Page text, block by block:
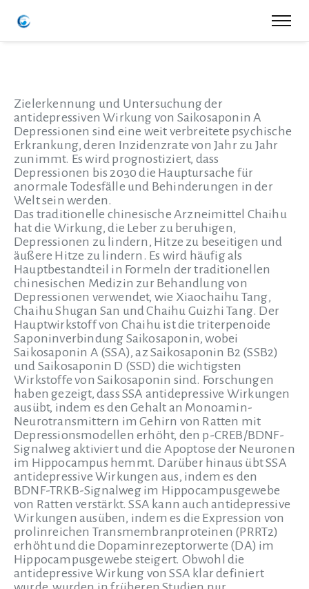
Zielerkennung und Untersuchung der
antidepressiven Wirkung von Saikosaponin A
Depressionen sind eine weit verbreitete psychische
Erkrankung, deren Inzidenzrate von Jahr zu Jahr
zunimmt. Es wird prognostiziert, dass
Depressionen bis 2030 die Hauptursache für
anormale Todesfälle und Behinderungen in der
Welt sein werden.
Das traditionelle chinesische Arzneimittel Chaihu
hat die Wirkung, die Leber zu beruhigen,
Depressionen zu lindern, Hitze zu beseitigen und
äußere Hitze zu lindern. Es wird häufig als
Hauptbestandteil in Formeln der traditionellen
chinesischen Medizin zur Behandlung von
Depressionen verwendet, wie Xiaochaihu Tang,
Chaihu Shugan San und Chaihu Guizhi Tang. Der
Hauptwirkstoff von Chaihu ist die triterpenoide
Saponinverbindung Saikosaponin, wobei
Saikosaponin A (SSA), az Saikosaponin B2 (SSB2)
und Saikosaponin D (SSD) die wichtigsten
Wirkstoffe von Saikosaponin sind. Forschungen
haben gezeigt, dass SSA antidepressive Wirkungen
ausübt, indem es den Gehalt an Monoamin-
Neurotransmittern im Gehirn von Ratten mit
Depressionsmodellen erhöht, den p-CREB/BDNF-
Signalweg aktiviert und die Apoptose der Neuronen
im Hippocampus hemmt. Darüber hinaus übt SSA
antidepressive Wirkungen aus, indem es den
BDNF-TRKB-Signalweg im Hippocampusgewebe
von Ratten verstärkt. SSA kann auch antidepressive
Wirkungen ausüben, indem es die Expression von
prolinreichen Transmembranproteinen (PRRT2)
erhöht und die Dopaminrezeptorwerte (DA) im
Hippocampusgewebe steigert. Obwohl die
antidepressive Wirkung von SSA klar definiert